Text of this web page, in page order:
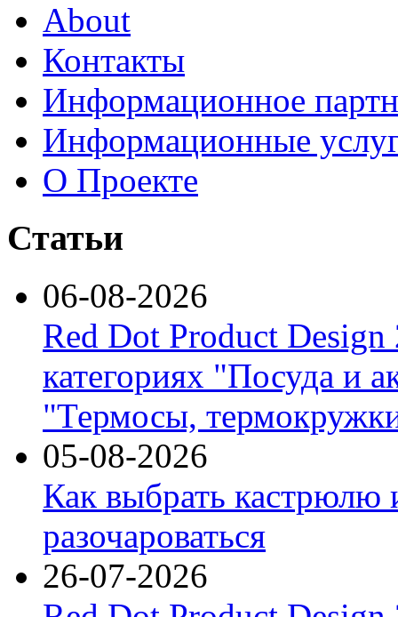
About
Контакты
Информационное
Информационные
О Проекте
Статьи
06-08-2026
Red Dot Product Design
категориях "Посуда и
"Термосы,
05-08-2026
Как выбрать кастрюлю
разочароваться
26-07-2026